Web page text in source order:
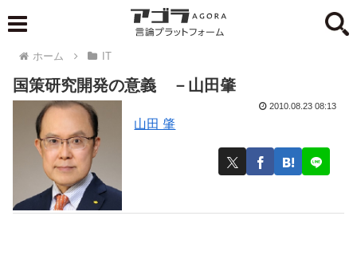
ホーム IT
国策研究開発の意義 －山田肇
山田 肇
2010.08.23 08:13